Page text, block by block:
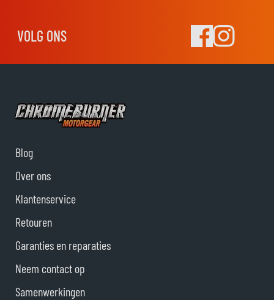
VOLG ONS
Blog
Over ons
Klantenservice
Retouren
Garanties en reparaties
Neem contact op
Samenwerkingen